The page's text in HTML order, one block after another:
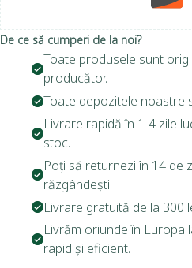
De ce să cumperi de la noi?
Toate produsele sunt
producător.
Toate depozitele noastre
Livrare rapidă în 1-4 zile
stoc.
Poți să returnezi în 14 de
răzgândești.
Livrare gratuită de la 300
Livrăm oriunde în Europa
rapid și eficient.